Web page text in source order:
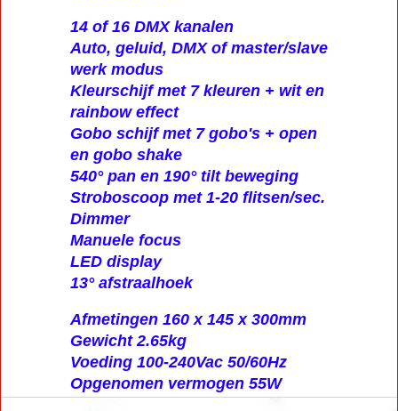
14 of 16 DMX kanalen
Auto, geluid, DMX of master/slave
werk modus
Kleurschijf met 7 kleuren + wit en
rainbow effect
Gobo schijf met 7 gobo's + open
en gobo shake
540° pan en 190° tilt beweging
Stroboscoop met 1-20 flitsen/sec.
Dimmer
Manuele focus
LED display
13° afstraalhoek
Afmetingen 160 x 145 x 300mm
Gewicht 2.65kg
Voeding 100-240Vac 50/60Hz
Opgenomen vermogen 55W